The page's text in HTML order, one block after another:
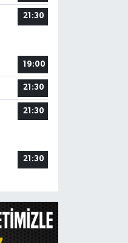
21:30
19:00
21:30
21:30
21:30